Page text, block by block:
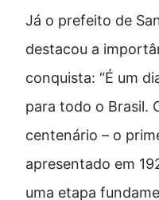
Já o prefeito de
destacou a
conquista: “É um
para todo o Brasil.
centenário – o
apresentado em
uma etapa